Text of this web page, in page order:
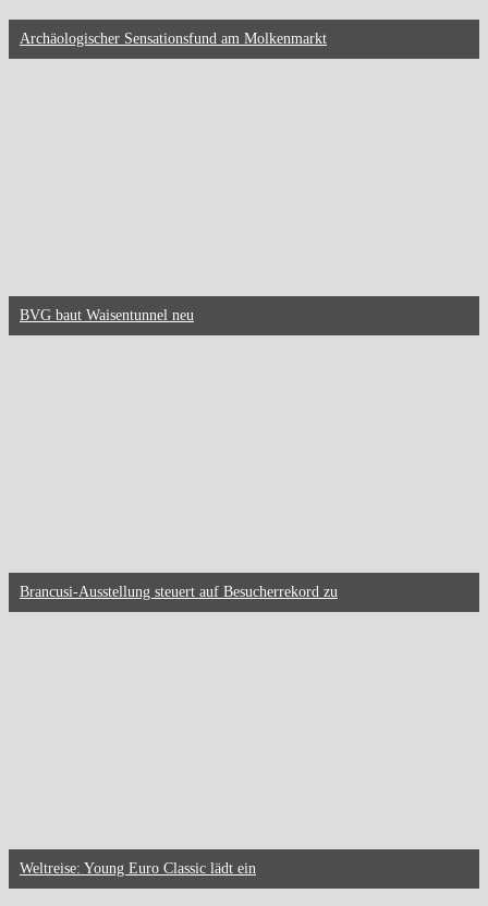
Archäologischer Sensationsfund am Molkenmarkt
BVG baut Waisentunnel neu
Brancusi-Ausstellung steuert auf Besucherrekord zu
Weltreise: Young Euro Classic lädt ein